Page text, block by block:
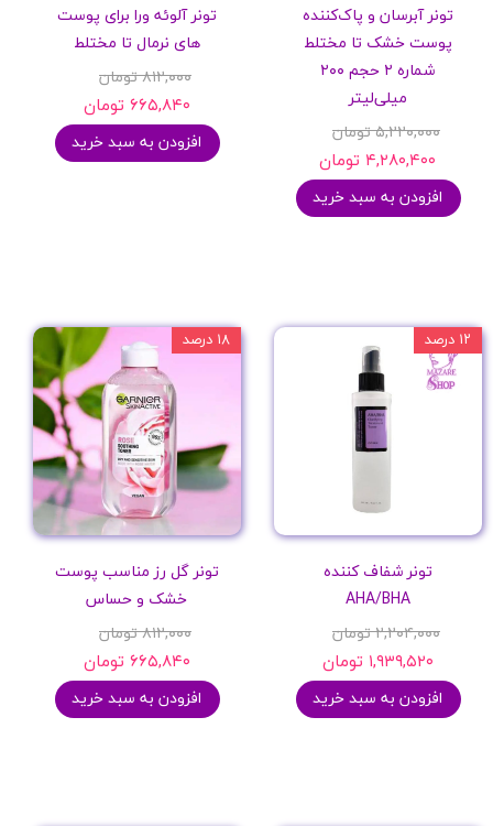
تونر آبرسان و پاک‌کننده
پوست خشک تا مختلط
شماره ۲ حجم ۲۰۰
میلی‌لیتر
۵,۲۲۰,۰۰۰ تومان
۴,۲۸۰,۴۰۰ تومان
افزودن به سبد خرید
تونر آلوئه ورا برای پوست
های نرمال تا مختلط
۸۱۲,۰۰۰ تومان
۶۶۵,۸۴۰ تومان
افزودن به سبد خرید
تونر شفاف کننده
AHA/BHA
۲,۲۰۴,۰۰۰ تومان
۱,۹۳۹,۵۲۰ تومان
افزودن به سبد خرید
۱۲ درصد
تونر گل رز مناسب پوست
خشک و حساس
۸۱۲,۰۰۰ تومان
۶۶۵,۸۴۰ تومان
افزودن به سبد خرید
۱۸ درصد